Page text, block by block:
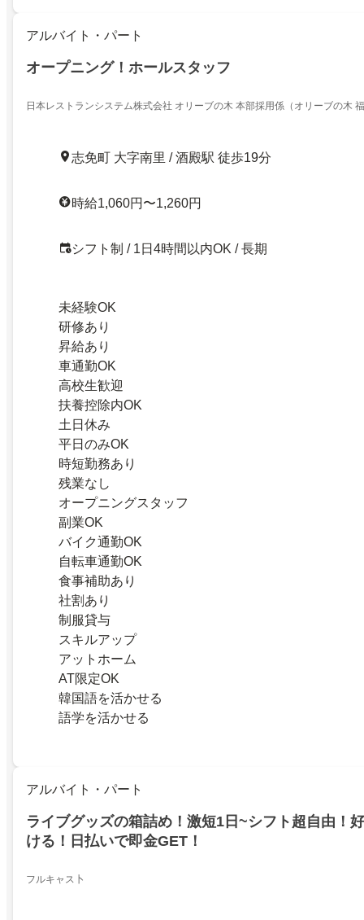
アルバイト・パート
オープニング！ホールスタッフ
日本レストランシステム株式会社 オリーブの木 本部採用係（オリーブの木
志免町 大字南里 / 酒殿駅 徒歩19分
時給1,060円〜1,260円
シフト制 / 1日4時間以内OK / 長期
未経験OK
研修あり
昇給あり
車通勤OK
高校生歓迎
扶養控除内OK
土日休み
平日のみOK
時短勤務あり
残業なし
オープニングスタッフ
副業OK
バイク通勤OK
自転車通勤OK
食事補助あり
社割あり
制服貸与
スキルアップ
アットホーム
AT限定OK
韓国語を活かせる
語学を活かせる
アルバイト・パート
ライブグッズの箱詰め！激短1日~シフト超自由！
ける！日払いで即金GET！
フルキャス卜